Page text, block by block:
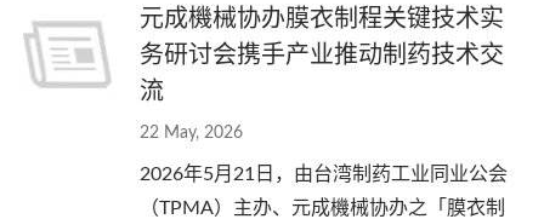
元成機械协办膜衣制程关键技术实
务研讨会携手产业推动制药技术交
流
22 May, 2026
2026年5月21日，由台湾制药工业同业公会
（TPMA）主办、元成機械协办之「膜衣制